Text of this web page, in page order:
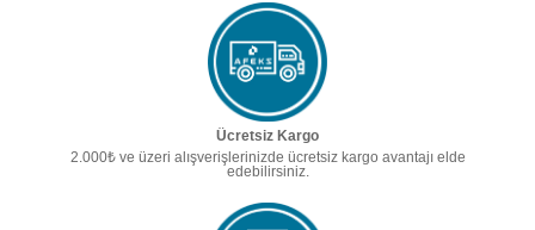
Ücretsiz Kargo
2.000₺ ve üzeri alışverişlerinizde ücretsiz kargo avantajı elde
edebilirsiniz.